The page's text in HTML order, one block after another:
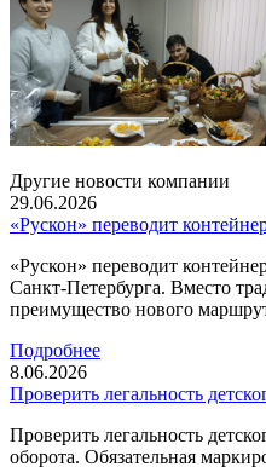
Другие новости компании
29.06.2026
«Рускон» переводит
«Рускон» переводит
Санкт-Петербурга. Вместо
преимущество нового
Подробнее
8.06.2026
Проверить легальность
Проверить легальность
оборота. Обязательная